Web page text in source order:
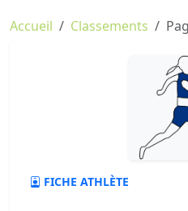
Accueil Classements
FICHE ATHLÈTE